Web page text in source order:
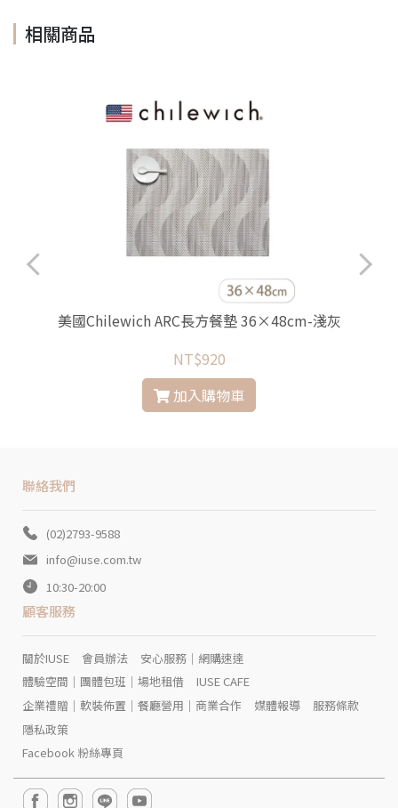
相關商品
美國Chilewich ARC長方餐墊 36×48cm-淺灰
NT$920
加入購物車
聯絡我們
(02)2793-9588
info@iuse.com.tw
10:30-20:00
顧客服務
關於IUSE 會員辦法
安心服務｜網購速達
體驗空間｜團體包班｜場地租借
IUSE CAFE
企業禮贈｜軟裝佈置｜餐廳營用｜商業合作
媒體報導
服務條款
隱私政策
Facebook 粉絲專頁